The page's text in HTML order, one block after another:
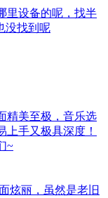
里设备的呢，找半
没找到呢
精美至极，音乐选
手又极具深度！
~
炫丽，虽然是老旧